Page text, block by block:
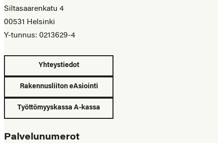
Siltasaarenkatu 4
00531 Helsinki
Y-tunnus: 0213629-4
Yhteystiedot
Rakennusliiton eAsiointi
Työttömyyskassa A-kassa
Palvelunumerot